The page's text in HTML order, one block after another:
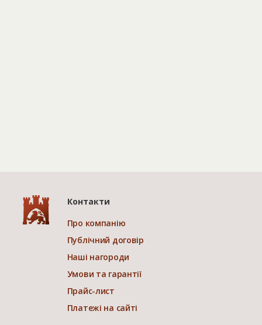
Контакти
Про компанію
Публічний договір
Наші нагороди
Умови та гарантії
Прайс-лист
Платежі на сайті